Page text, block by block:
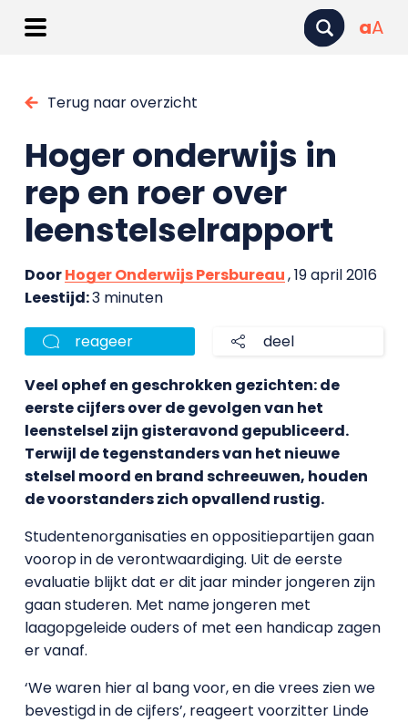
aA
Terug naar overzicht
Hoger onderwijs in
rep en roer over
leenstelselrapport
DoorHoger Onderwijs Persbureau, 19 april 2016
Leestijd:3 minuten
reageer deel
Veel ophef en geschrokken gezichten: de
eerste cijfers over de gevolgen van het
leenstelsel zijn gisteravond gepubliceerd.
Terwijl de tegenstanders van het nieuwe
stelsel moord en brand schreeuwen, houden
de voorstanders zich opvallend rustig.
Studentenorganisaties en oppositiepartijen gaan
voorop in de verontwaardiging. Uit de eerste
evaluatie blijkt dat er dit jaar minder jongeren zijn
gaan studeren. Met name jongeren met
laagopgeleide ouders of met een handicap zagen
er vanaf.
‘We waren hier al bang voor, en die vrees zien we
bevestigd in de cijfers’, reageert voorzitter Linde